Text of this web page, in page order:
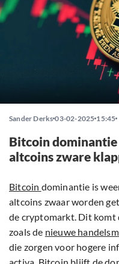
Sander Derks 03-02-2025 15:45
Bitcoin
altcoins zware
Bitcoin dominantie is
altcoins zwaar worden
de cryptomarkt. Dit komt
zoals de nieuwe
die zorgen voor hogere